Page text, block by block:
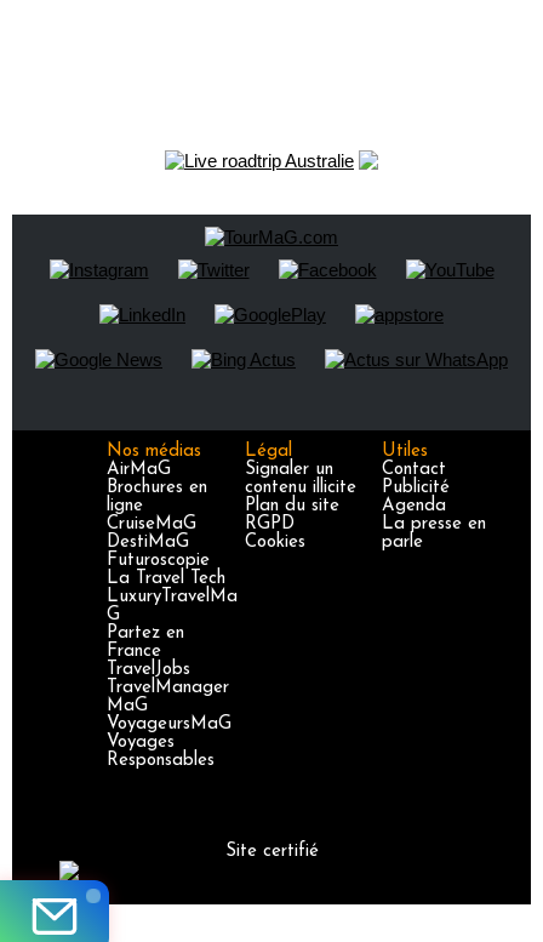
Nos médias
AirMaG
Brochures en
ligne
CruiseMaG
DestiMaG
Futuroscopie
La Travel Tech
LuxuryTravelMa
G
Partez en
France
TravelJobs
TravelManager
MaG
VoyageursMaG
Voyages
Responsables
Légal
Signaler un
contenu illicite
Plan du site
RGPD
Cookies
Utiles
Contact
Publicité
Agenda
La presse en
parle
Site certifié